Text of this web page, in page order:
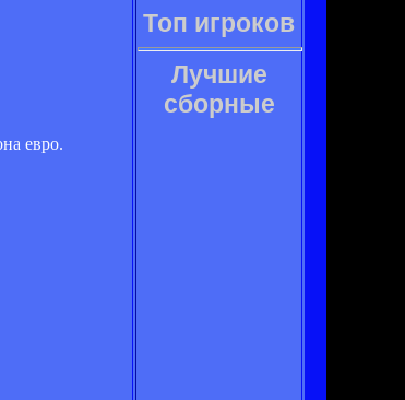
евро.
Топ игроков
Лучшие
сборные